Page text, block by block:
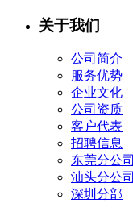
关于我们
公司简介
服务优势
企业文化
公司资质
客户代表
招聘信息
东莞分公司
汕头分公司
深圳分部